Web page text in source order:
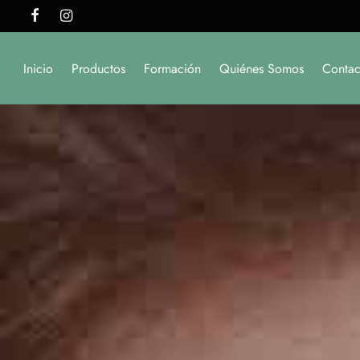
Inicio Productos Formación Quiénes Somos